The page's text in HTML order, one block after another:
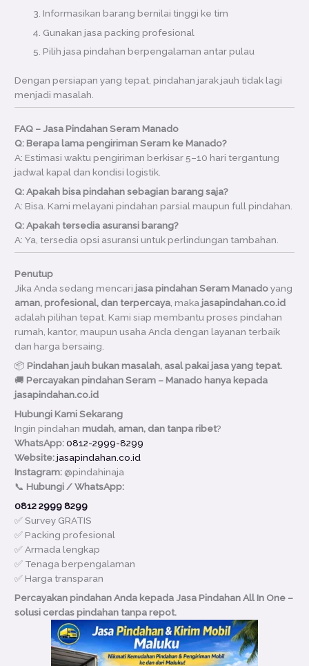
Informasikan barang bernilai tinggi ke tim
Gunakan jasa packing profesional
Pilih jasa pindahan berpengalaman antar pulau
Dengan persiapan yang tepat, pindahan jarak jauh tidak lagi
menjadi masalah.
FAQ – Jasa Pindahan Seram Manado
Q: Berapa lama pengiriman Seram ke Manado?
A: Estimasi waktu pengiriman berkisar 5–10 hari tergantung
jadwal kapal dan kondisi logistik.
Q: Apakah bisa pindahan sebagian barang saja?
A: Bisa. Kami melayani pindahan parsial maupun full pindahan.
Q: Apakah tersedia asuransi barang?
A: Ya, tersedia opsi asuransi untuk perlindungan tambahan.
Penutup
Jika Anda sedang mencarijasa pindahan Seram Manadoyang
aman, profesional, dan terpercaya, makajasapindahan.co.id
adalah pilihan tepat. Kami siap membantu proses pindahan
rumah, kantor, maupun usaha Anda dengan layanan terbaik
dan harga bersaing.
📦Pindahan jauh bukan masalah, asal pakai jasa yang tepat.
🚚Percayakan pindahan Seram – Manado hanya kepada
jasapindahan.co.id
Hubungi Kami Sekarang
Ingin pindahanmudah, aman, dan tanpa ribet?
WhatsApp:0812-2999-8299
Website:jasapindahan.co.id
Instagram: @pindahinaja
📞Hubungi / WhatsApp:
0812 2999 8299
✅ Survey GRATIS
✅ Packing profesional
✅ Armada lengkap
✅ Tenaga berpengalaman
✅ Harga transparan
Percayakan pindahan Anda kepada Jasa Pindahan All In One –
solusi cerdas pindahan tanpa repot.